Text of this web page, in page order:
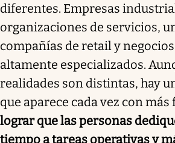
diferentes. Empresas
organizaciones de servicios,
compañías de retail y
altamente especializados.
realidades son distintas, hay
que aparece cada vez con más
lograr que las personas
tiempo a tareas operativas y